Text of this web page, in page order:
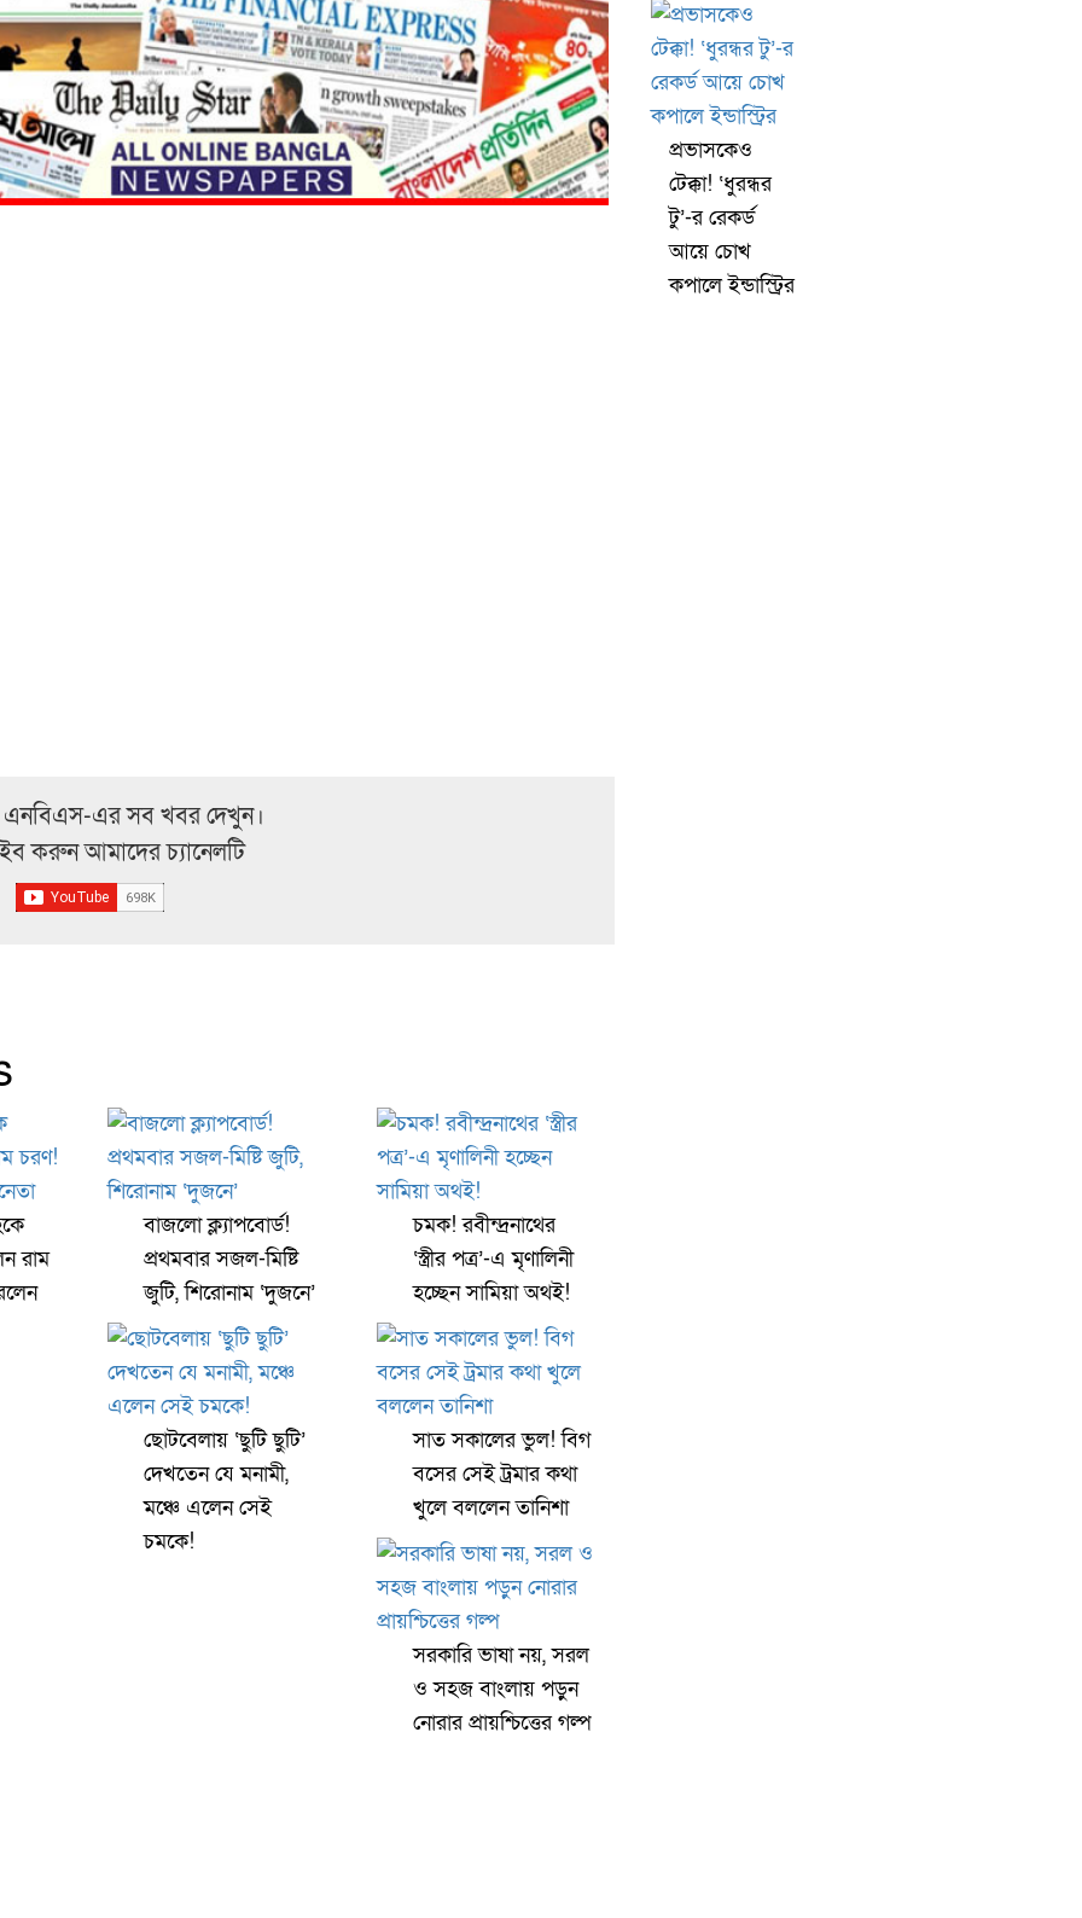
এনবিএস-এর সব খবর দেখুন।
করুন আমাদের চ্যানেলটি
রাম
বাজলো ক্ল্যাপবোর্ড!
প্রথমবার সজল-মিষ্টি
জুটি, শিরোনাম ‘দুজনে’
চমক! রবীন্দ্রনাথের
‘স্ত্রীর পত্র’-এ মৃণালিনী
হচ্ছেন সামিয়া অথই!
ছোটবেলায় ‘ছুটি ছুটি’
দেখতেন যে মনামী,
মঞ্চে এলেন সেই
চমকে!
সাত সকালের ভুল! বিগ
বসের সেই ট্রমার কথা
খুলে বললেন তানিশা
সরকারি ভাষা নয়, সরল
ও সহজ বাংলায় পড়ুন
নোরার প্রায়শ্চিত্তের গল্প
প্রভাসকেও
টেক্কা! ‘ধুরন্ধর
টু’-র রেকর্ড
আয়ে চোখ
কপালে ইন্ডাস্ট্রির